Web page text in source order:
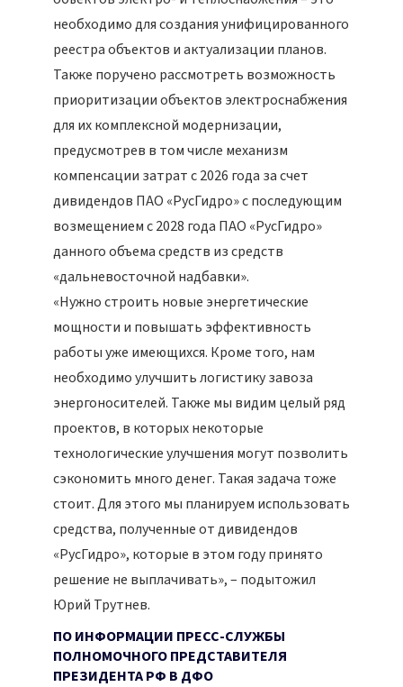
необходимо для создания унифицированного
реестра объектов и актуализации планов.
Также поручено рассмотреть возможность
приоритизации объектов электроснабжения
для их комплексной модернизации,
предусмотрев в том числе механизм
компенсации затрат с 2026 года за счет
дивидендов ПАО «РусГидро» с последующим
возмещением с 2028 года ПАО «РусГидро»
данного объема средств из средств
«дальневосточной надбавки».
«Нужно строить новые энергетические
мощности и повышать эффективность
работы уже имеющихся. Кроме того, нам
необходимо улучшить логистику завоза
энергоносителей. Также мы видим целый ряд
проектов, в которых некоторые
технологические улучшения могут позволить
сэкономить много денег. Такая задача тоже
стоит. Для этого мы планируем использовать
средства, полученные от дивидендов
«РусГидро», которые в этом году принято
решение не выплачивать», – подытожил
Юрий Трутнев.
ПО ИНФОРМАЦИИ ПРЕСС-СЛУЖБЫ
ПОЛНОМОЧНОГО ПРЕДСТАВИТЕЛЯ
ПРЕЗИДЕНТА РФ В ДФО